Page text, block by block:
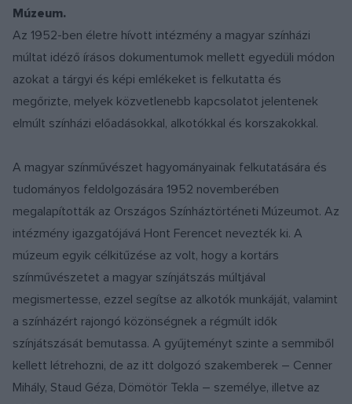
Múzeum.
Az 1952-ben életre hívott intézmény a magyar színházi
múltat idéző írásos dokumentumok mellett egyedüli módon
azokat a tárgyi és képi emlékeket is felkutatta és
megőrizte, melyek közvetlenebb kapcsolatot jelentenek
elmúlt színházi előadásokkal, alkotókkal és korszakokkal.
A magyar színművészet hagyományainak felkutatására és
tudományos feldolgozására 1952 novemberében
megalapították az Országos Színháztörténeti Múzeumot. Az
intézmény igazgatójává Hont Ferencet nevezték ki. A
múzeum egyik célkitűzése az volt, hogy a kortárs
színművészetet a magyar színjátszás múltjával
megismertesse, ezzel segítse az alkotók munkáját, valamint
a színházért rajongó közönségnek a régmúlt idők
színjátszását bemutassa. A gyűjteményt szinte a semmiből
kellett létrehozni, de az itt dolgozó szakemberek – Cenner
Mihály, Staud Géza, Dömötör Tekla – személye, illetve az